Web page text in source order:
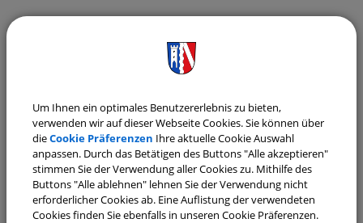
Klebensberger, Umsetzungsmanager der ILE Laber
und Geschäftsführer von art.EVENT zu einem
Gartengrundstück am Schwalbenweg 30 in
Wallkofen/Geiselhöring ein. Der Eintritt zur
Veranstaltung ist frei.
Weiterlesen
Um Ihnen ein optimales Benutzererlebnis zu bieten,
verwenden wir auf dieser Webseite Cookies. Sie können über
dieCookie Präferenzen Ihre aktuelle Cookie Auswahl
anpassen. Durch das Betätigen des Buttons "Alle akzeptieren"
stimmen Sie der Verwendung aller Cookies zu. Mithilfe des
Buttons "Alle ablehnen" lehnen Sie der Verwendung nicht
erforderlicher Cookies ab. Eine Auflistung der verwendeten
Cookies finden Sie ebenfalls in unseren Cookie Präferenzen.